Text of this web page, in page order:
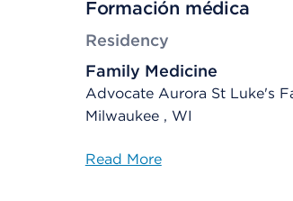
Formación médica
Residency
Family Medicine
Advocate Aurora St Luke's
Milwaukee , WI
Read More